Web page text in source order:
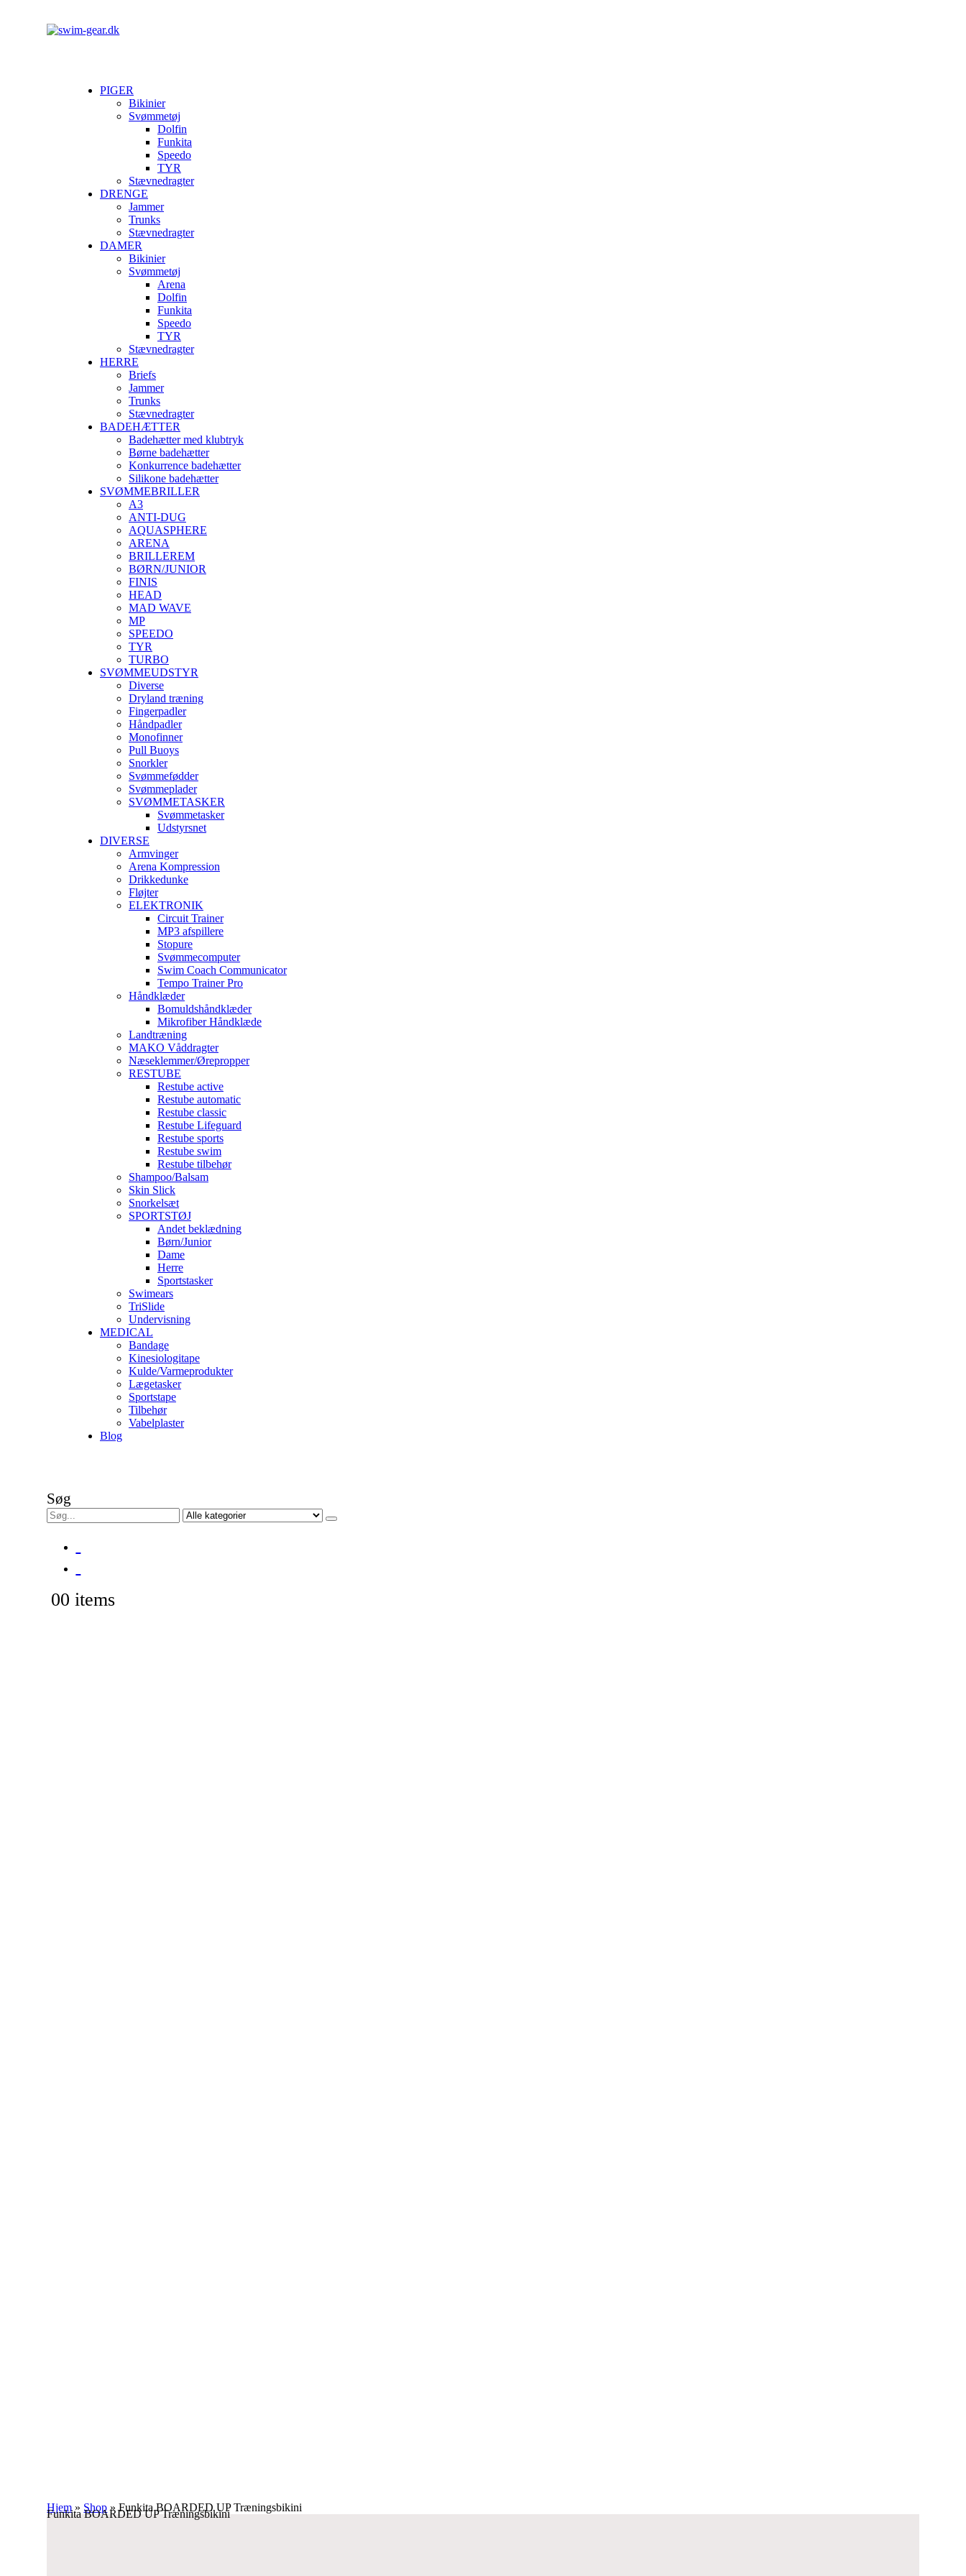
PIGER
Bikinier
Svømmetøj
Dolfin
Funkita
Speedo
TYR
Stævnedragter
DRENGE
Jammer
Trunks
Stævnedragter
DAMER
Bikinier
Svømmetøj
Arena
Dolfin
Funkita
Speedo
TYR
Stævnedragter
HERRE
Briefs
Jammer
Trunks
Stævnedragter
BADEHÆTTER
Badehætter med klubtryk
Børne badehætter
Konkurrence badehætter
Silikone badehætter
SVØMMEBRILLER
A3
ANTI-DUG
AQUASPHERE
ARENA
BRILLEREM
BØRN/JUNIOR
FINIS
HEAD
MAD WAVE
MP
SPEEDO
TYR
TURBO
SVØMMEUDSTYR
Diverse
Dryland træning
Fingerpadler
Håndpadler
Monofinner
Pull Buoys
Snorkler
Svømmefødder
Svømmeplader
SVØMMETASKER
Svømmetasker
Udstyrsnet
DIVERSE
Armvinger
Arena Kompression
Drikkedunke
Fløjter
ELEKTRONIK
Circuit Trainer
MP3 afspillere
Stopure
Svømmecomputer
Swim Coach Communicator
Tempo Trainer Pro
Håndklæder
Bomuldshåndklæder
Mikrofiber Håndklæde
Landtræning
MAKO Våddragter
Næseklemmer/Ørepropper
RESTUBE
Restube active
Restube automatic
Restube classic
Restube Lifeguard
Restube sports
Restube swim
Restube tilbehør
Shampoo/Balsam
Skin Slick
Snorkelsæt
SPORTSTØJ
Andet beklædning
Børn/Junior
Dame
Herre
Sportstasker
Swimears
TriSlide
Undervisning
MEDICAL
Bandage
Kinesiologitape
Kulde/Varmeprodukter
Lægetasker
Sportstape
Tilbehør
Vabelplaster
Blog
Søg
00 items
Hjem» Shop»Funkita BOARDED UP Træningsbikini
Funkita BOARDED UP Træningsbikini